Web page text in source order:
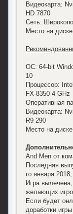
Видеокарта:
HD 7870
Сеть:
Место на
ОС: 64-bit
10
Процессор:
FX-8350 4 GHz
Оперативная
Видеокарта:
R9 290
Место на
And Men от
Последняя
го января
Игра
желающих
Если будет
доработки